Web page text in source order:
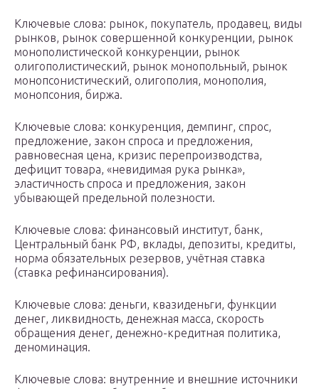
Ключевые слова: рынок, покупатель, продавец, виды
рынков, рынок совершенной конкуренции, рынок
монополистической конкуренции, рынок
олигополистический, рынок монопольный, рынок
монопсонистический, олигополия, монополия,
монопсония, биржа.
Ключевые слова: конкуренция, демпинг, спрос,
предложение, закон спроса и предложения,
равновесная цена, кризис перепроизводства,
дефицит товара, «невидимая рука рынка»,
эластичность спроса и предложения, закон
убывающей предельной полезности.
Ключевые слова: финансовый институт, банк,
Центральный банк РФ, вклады, депозиты, кредиты,
норма обязательных резервов, учётная ставка
(ставка рефинансирования).
Ключевые слова: деньги, квазиденьги, функции
денег, ликвидность, денежная масса, скорость
обращения денег, денежно-кредитная политика,
деноминация.
Ключевые слова: внутренние и внешние источники